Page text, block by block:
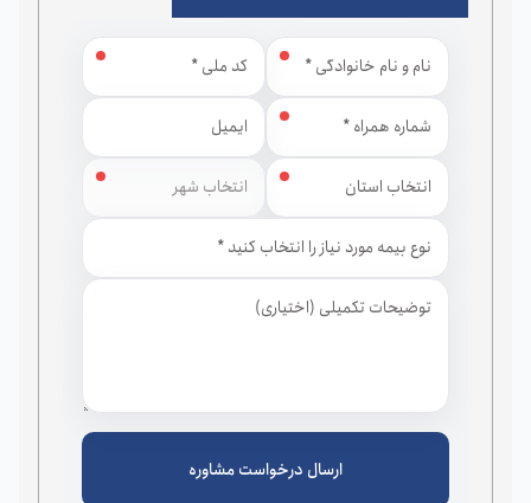
استان شهر
ارسال درخواست مشاوره